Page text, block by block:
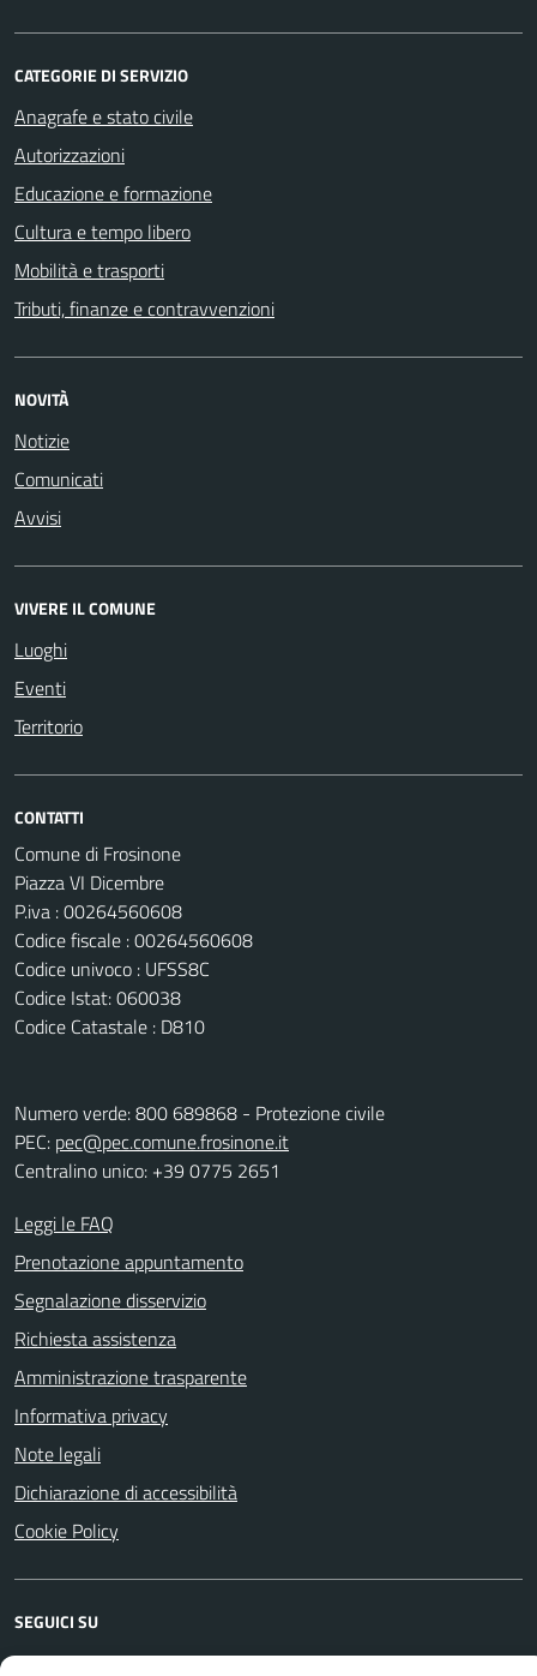
CATEGORIE DI SERVIZIO
Anagrafe e stato civile
Autorizzazioni
Educazione e formazione
Cultura e tempo libero
Mobilità e trasporti
Tributi, finanze e contravvenzioni
NOVITÀ
Notizie
Comunicati
Avvisi
VIVERE IL COMUNE
Luoghi
Eventi
Territorio
CONTATTI
Comune di Frosinone
Piazza VI Dicembre
P.iva : 00264560608
Codice fiscale : 00264560608
Codice univoco : UFSS8C
Codice Istat: 060038
Codice Catastale : D810
Numero verde: 800 689868 - Protezione civile
PEC: pec@pec.comune.frosinone.it
Centralino unico: +39 0775 2651
Leggi le FAQ
Prenotazione appuntamento
Segnalazione disservizio
Richiesta assistenza
Amministrazione trasparente
Informativa privacy
Note legali
Dichiarazione di accessibilità
Cookie Policy
SEGUICI SU